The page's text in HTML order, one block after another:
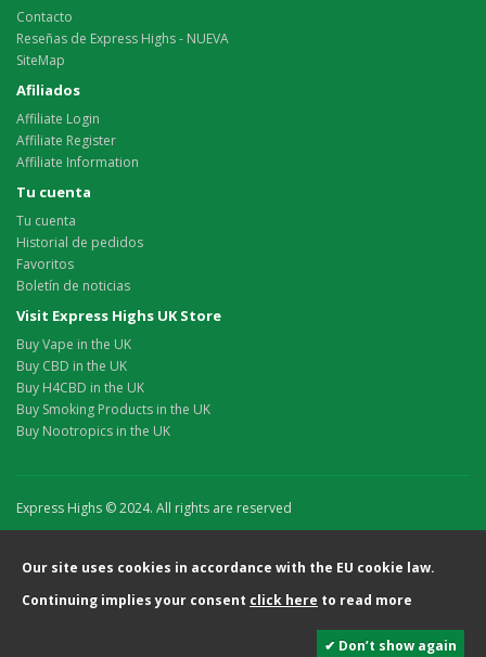
Contacto
Reseñas de Express Highs - NUEVA
SiteMap
Afiliados
Affiliate Login
Affiliate Register
Affiliate Information
Tu cuenta
Tu cuenta
Historial de pedidos
Favoritos
Boletín de noticias
Visit Express Highs UK Store
Buy Vape in the UK
Buy CBD in the UK
Buy H4CBD in the UK
Buy Smoking Products in the UK
Buy Nootropics in the UK
Express Highs © 2024. All rights are reserved
Our site uses cookies in accordance with the EU cookie law.
Continuing implies your consent click here to read more
✔ Don’t show again